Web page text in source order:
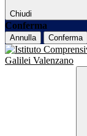
Chiudi
Conferma
Annulla Conferma